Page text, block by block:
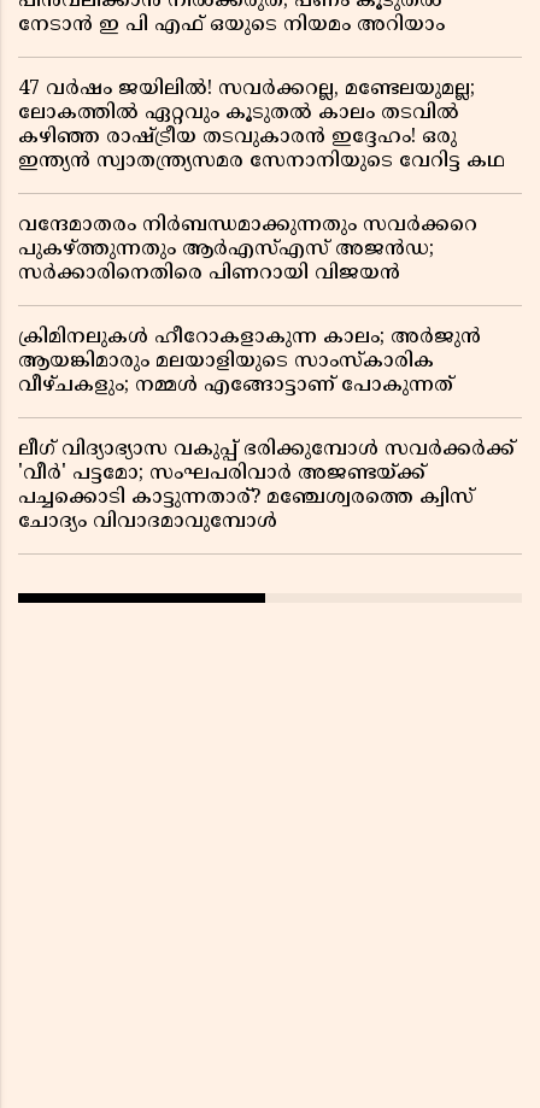
നേടാൻ ഇ പി എഫ് ഒയുടെ നിയമം അറിയാം
47 വർഷം ജയിലിൽ! സവർക്കറല്ല, മണ്ടേലയുമല്ല;
ലോകത്തിൽ ഏറ്റവും കൂടുതൽ കാലം തടവിൽ
കഴിഞ്ഞ രാഷ്ട്രീയ തടവുകാരൻ ഇദ്ദേഹം! ഒരു
ഇന്ത്യൻ സ്വാതന്ത്ര്യസമര സേനാനിയുടെ വേറിട്ട കഥ
വന്ദേമാതരം നിർബന്ധമാക്കുന്നതും സവർക്കറെ
പുകഴ്ത്തുന്നതും ആർഎസ്എസ് അജൻഡ;
സർക്കാരിനെതിരെ പിണറായി വിജയൻ
ക്രിമിനലുകൾ ഹീറോകളാകുന്ന കാലം; അർജുൻ
ആയങ്കിമാരും മലയാളിയുടെ സാംസ്കാരിക
വീഴ്ചകളും; നമ്മൾ എങ്ങോട്ടാണ് പോകുന്നത്
ലീഗ് വിദ്യാഭ്യാസ വകുപ്പ് ഭരിക്കുമ്പോൾ സവർക്കർക്ക്
'വീർ' പട്ടമോ; സംഘപരിവാർ അജണ്ടയ്ക്ക്
പച്ചക്കൊടി കാട്ടുന്നതാര്? മഞ്ചേശ്വരത്തെ ക്വിസ്
ചോദ്യം വിവാദമാവുമ്പോൾ